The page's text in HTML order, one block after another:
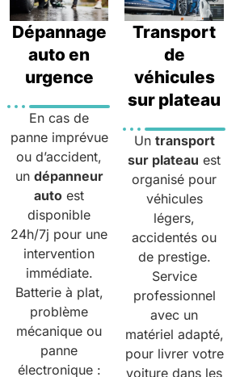
Dépannage
auto en
urgence
En cas de
panne imprévue
ou d’accident,
un dépanneur
auto est
disponible
24h/7j pour une
intervention
immédiate.
Batterie à plat,
problème
mécanique ou
panne
électronique :
Transport
de
véhicules
sur plateau
Un transport
sur plateau est
organisé pour
véhicules
légers,
accidentés ou
de prestige.
Service
professionnel
avec un
matériel adapté,
pour livrer votre
voiture dans les